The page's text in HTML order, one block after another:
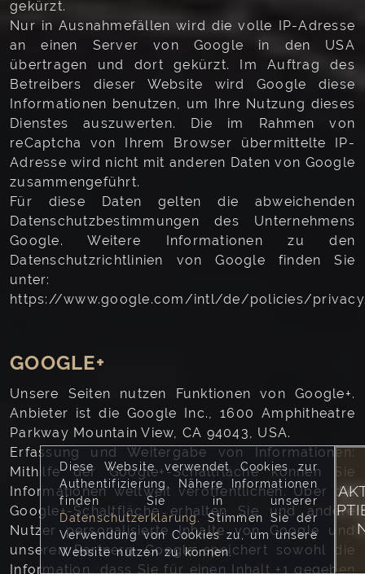
Diese Website verwendet Cookies zur
Authentifizierung. Nähere Informationen
finden Sie in unserer
Datenschutzerklärung. Stimmen Sie der
Verwendung von Cookies zu, um unsere
Website nutzen zu können.
gekürzt.
Nur in Ausnahmefällen wird die volle IP-Adresse
an einen Server von Google in den USA
übertragen und dort gekürzt. Im Auftrag des
Betreibers dieser Website wird Google diese
Informationen benutzen, um Ihre Nutzung dieses
Dienstes auszuwerten. Die im Rahmen von
reCaptcha von Ihrem Browser übermittelte IP-
Adresse wird nicht mit anderen Daten von Google
zusammengeführt.
Für diese Daten gelten die abweichenden
Datenschutzbestimmungen des Unternehmens
Google. Weitere Informationen zu den
Datenschutzrichtlinien von Google finden Sie
unter:
https://www.google.com/intl/de/policies/
GOOGLE+
Unsere Seiten nutzen Funktionen von Google+.
Anbieter ist die Google Inc., 1600 Amphitheatre
Parkway Mountain View, CA 94043, USA.
Erfassung und Weitergabe von Informationen:
Mithilfe der Google+-Schaltfläche können Sie
Informationen weltweit veröffentlichen. Über die
Google+-Schaltfläche erhalten Sie und andere
Nutzer personalisierte Inhalte von Google und
unseren Partnern. Google speichert sowohl die
Information, dass Sie für einen Inhalt +1 gegeben